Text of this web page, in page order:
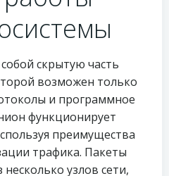
скрытую часть
возможен только
и программное
функционирует
преимущества
трафика. Пакеты
узлов сети,